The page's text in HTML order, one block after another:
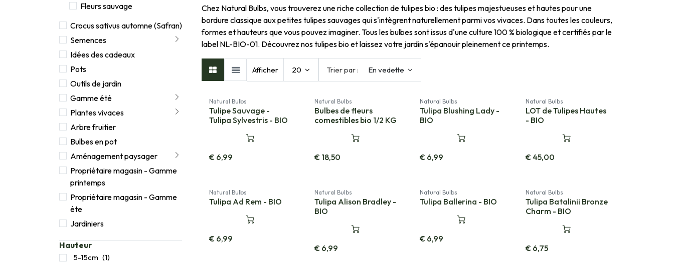
Fleurs sauvage
Crocus sativus automne (Safran)
Semences
Idées des cadeaux
Pots
Outils de jardin
Gamme été
Plantes vivaces
Arbre fruitier
Bulbes en pot
Aménagement paysager
Propriétaire magasin - Gamme
printemps
Propriétaire magasin - Gamme
éte
Jardiniers
Hauteur
5-15cm (1)
Chez Natural Bulbs, vous trouverez une riche collection de tulipes bio : des tulipes majestueuses et hautes pour une
bordure classique aux petites tulipes sauvages qui s'intègrent naturellement parmi vos vivaces. Dans toutes les couleurs,
formes et hauteurs que vous pouvez imaginer. Tous les bulbes sont issus d'une culture 100 % biologique et certifiés par le
label NL-BIO-01. Découvrez nos tulipes bio et laissez votre jardin s'épanouir pleinement ce printemps.
Trier par : En vedette
Afficher 20
Natural Bulbs
Tulipe Sauvage -
Tulipa Sylvestris - BIO
€ 6,99
Natural Bulbs
Bulbes de fleurs
comestibles bio 1/2 KG
€ 18,50
Natural Bulbs
Tulipa Blushing Lady -
BIO
€ 6,99
Natural Bulbs
LOT de Tulipes Hautes
- BIO
€45,00
Natural Bulbs
Tulipa Ad Rem - BIO
€ 6,99
Nouveau!
Natural Bulbs
Tulipa Alison Bradley -
BIO
€ 6,99
Natural Bulbs
Tulipa Ballerina - BIO
€ 6,99
Natural Bulbs
Tulipa Batalinii Bronze
Charm - BIO
€ 6,75